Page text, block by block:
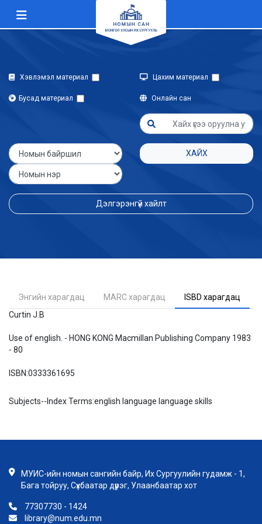
Хэвлэмэл материал Цахим материал
Бусад материал Онлайн сан
ХАЙХ
Дэлгэрэнгүй хайлт
Энгийн харагдац MARC харагдац
ISBD харагдац
Curtin J.B
Use of english. - HONG KONG Macmillan Publishing Company 1983
- 80
ISBN:0333361695
Subjects--Index Terms:english language language skills
МУИС-ийн номын сангийн байр, Их Сургуулийн гудамж - 1,
Бага тойруу, Сүхбаатар дүүрэг, Улаанбаатар хот
77307730 - 1424
library@num.edu.mn